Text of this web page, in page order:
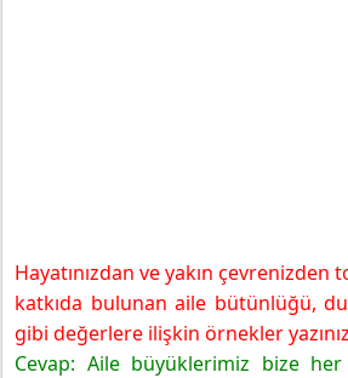
Hayatınızdan ve yakın
katkıda bulunan aile bütünlüğü,
gibi değerlere ilişkin örnekler
Cevap: Aile büyüklerimiz bize